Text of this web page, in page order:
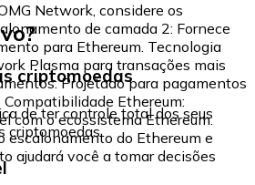
Network, considere os
de camada 2: Fornece
para Ethereum. Tecnologia
Plasma para transações mais
Projetado para pagamentos
Ethereum:
com o ecossistema Ethereum.
escalonamento do Ethereum e
ajudará você a tomar decisões
criptomoedas
de ter controle total dos seus
criptomoedas.